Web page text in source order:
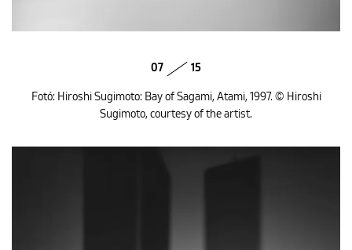
07 15
Fotó: Hiroshi Sugimoto: Bay of Sagami, Atami, 1997. © Hiroshi
Sugimoto, courtesy of the artist.